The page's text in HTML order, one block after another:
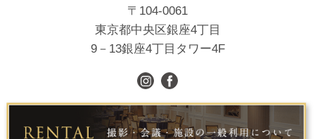
〒104-0061
東京都中央区銀座4丁目
9－13銀座4丁目タワー4F